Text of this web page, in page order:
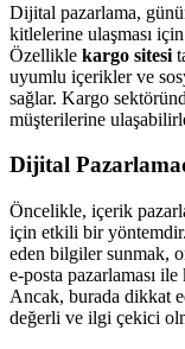
Dijital pazarlama,
kitlelerine ulaşması
Özellikle kargo sitesi
uyumlu içerikler ve
sağlar. Kargo
müşterilerine
Dijital
Öncelikle, içerik
için etkili bir yöntemdir.
eden bilgiler sunmak,
e-posta pazarlaması
Ancak, burada dikkat
değerli ve ilgi çekici